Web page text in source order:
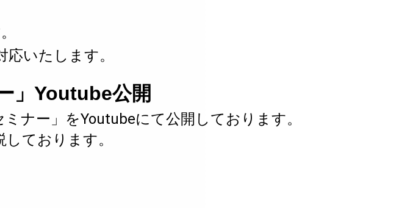
いたします。
」Youtube公開
ナー」をYoutubeにて公開しております。
ております。